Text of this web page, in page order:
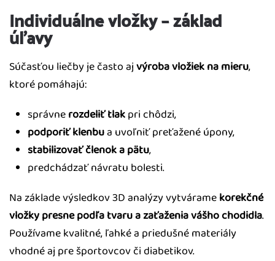
Individuálne vložky – základ
úľavy
Súčasťou liečby je často ajvýroba vložiek na mieru,
ktoré pomáhajú:
správnerozdeliť tlakpri chôdzi,
podporiť klenbua uvoľniť preťažené úpony,
stabilizovať členok a pätu,
predchádzať návratu bolesti.
Na základe výsledkov 3D analýzy vytváramekorekčné
vložky presne podľa tvaru a zaťaženia vášho chodidla.
Používame kvalitné, ľahké a priedušné materiály
vhodné aj pre športovcov či diabetikov.